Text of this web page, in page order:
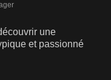
une
et passionné